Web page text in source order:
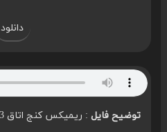
دانلود
توضیح فایل: ریمیکس کنج اتاق 3 از حمیدرضا